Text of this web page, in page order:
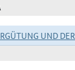
UND